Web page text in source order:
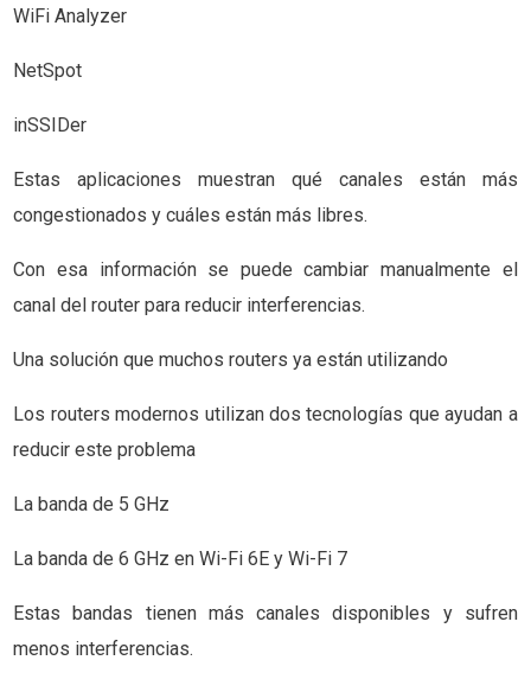
WiFi Analyzer
NetSpot
inSSIDer
Estas aplicaciones muestran qué canales están más
congestionados y cuáles están más libres.
Con esa información se puede cambiar manualmente el
canal del router para reducir interferencias.
Una solución que muchos routers ya están utilizando
Los routers modernos utilizan dos tecnologías que ayudan a
reducir este problema
La banda de 5 GHz
La banda de 6 GHz en Wi-Fi 6E y Wi-Fi 7
Estas bandas tienen más canales disponibles y sufren
menos interferencias.